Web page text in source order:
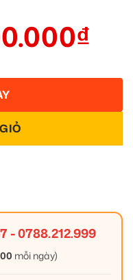
₫
-0788.212.999
mỗi ngày)